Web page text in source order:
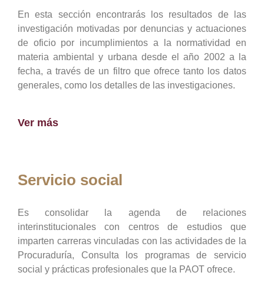
En esta sección encontrarás los resultados de las
investigación motivadas por denuncias y actuaciones
de oficio por incumplimientos a la normatividad en
materia ambiental y urbana desde el año 2002 a la
fecha, a través de un filtro que ofrece tanto los datos
generales, como los detalles de las investigaciones.
Ver más
Servicio social
Es consolidar la agenda de relaciones
interinstitucionales con centros de estudios que
imparten carreras vinculadas con las actividades de la
Procuraduría, Consulta los programas de servicio
social y prácticas profesionales que la PAOT ofrece.